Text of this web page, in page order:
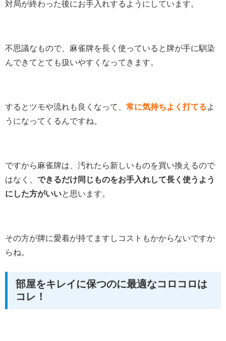
対局が終わった後にお手入れするようにしています。
不思議なもので、麻雀牌を長く使っていると牌が手に馴染
んできてとても扱いやすくなってきます。
するとツモや流れも良くなって、 常に気持ちよく打てるよ
うになってくるんですね。
ですから麻雀牌は、汚れたら新しいものを買い換えるので
はなく、 できるだけ同じものをお手入れして長く使うよう
にした方がいいと思います。
その方が牌に愛着が持てますしコストもかからないですか
らね。
部屋をキレイに保つのに最適なコロコロは
コレ！